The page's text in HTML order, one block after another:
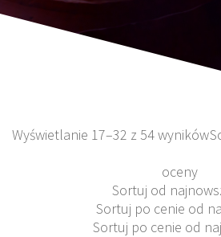
Wyświetlanie 17–32 z 54 wyników
oceny
Sortuj od
Sortuj po cenie od
Sortuj po cenie od